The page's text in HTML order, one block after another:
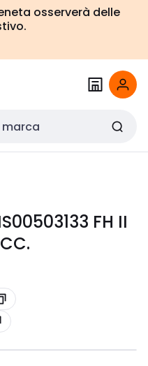
osserverà delle
FH II